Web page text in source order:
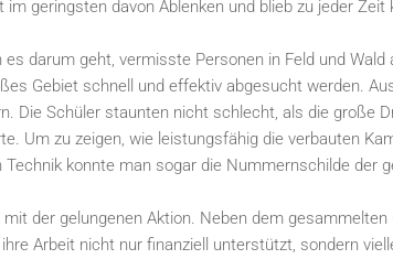
geringsten davon Ablenken und blieb zu jeder Zeit
darum geht, vermisste Personen in Feld und
Gebiet schnell und effektiv abgesucht werden.
Die Schüler staunten nicht schlecht, als die
Um zu zeigen, wie leistungsfähig die verbauten
konnte man sogar die Nummernschilde der
der gelungenen Aktion. Neben dem
Arbeit nicht nur finanziell unterstützt, sondern